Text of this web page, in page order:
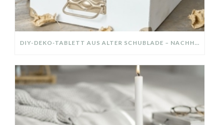
DIY-DEKO-TABLETT AUS ALTER SCHUBLADE – NACHHALTIGE HERBSTDEKO SELBER MACHEN!